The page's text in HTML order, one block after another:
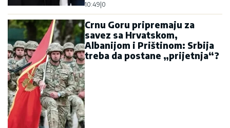
10:49 0
Crnu Goru pripremaju za
savez sa Hrvatskom,
Albanijom i Prištinom: Srbija
treba da postane „prijetnja“?